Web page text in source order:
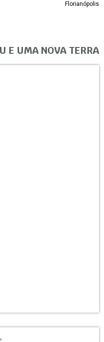
Florianópolis
E UMA NOVA TERRA